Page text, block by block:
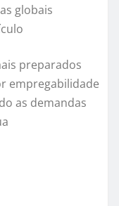
globais
preparados
empregabilidade
as demandas